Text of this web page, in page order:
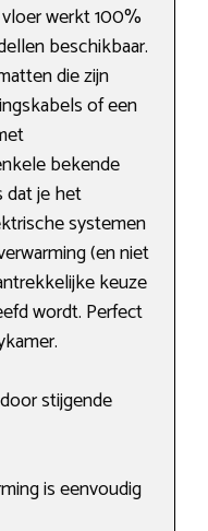
werkt 100%
beschikbaar.
die zijn
of een
bekende
dat je het
systemen
(en niet
keuze
wordt. Perfect
stijgende
is eenvoudig